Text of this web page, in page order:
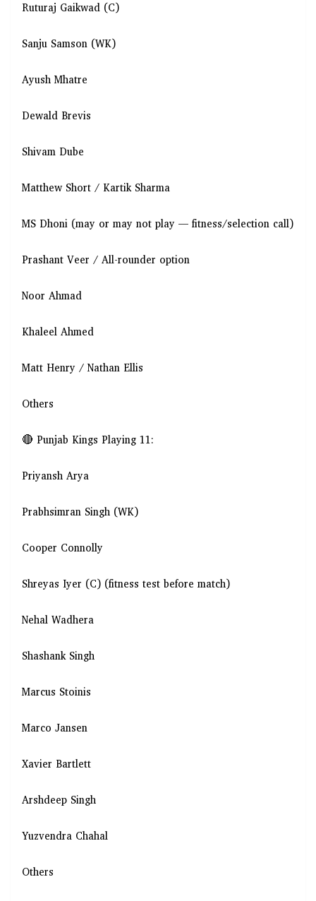
Ruturaj Gaikwad (C)
Sanju Samson (WK)
Ayush Mhatre
Dewald Brevis
Shivam Dube
Matthew Short / Kartik Sharma
MS Dhoni (may or may not play — fitness/selection call)
Prashant Veer / All-rounder option
Noor Ahmad
Khaleel Ahmed
Matt Henry / Nathan Ellis
Others
🔴 Punjab Kings Playing 11:
Priyansh Arya
Prabhsimran Singh (WK)
Cooper Connolly
Shreyas Iyer (C) (fitness test before match)
Nehal Wadhera
Shashank Singh
Marcus Stoinis
Marco Jansen
Xavier Bartlett
Arshdeep Singh
Yuzvendra Chahal
Others